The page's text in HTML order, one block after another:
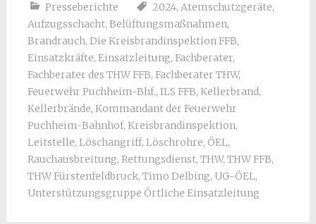
Presseberichte 2024, Atemschutzgeräte,
Aufzugsschacht, Belüftungsmaßnahmen,
Brandrauch, Die Kreisbrandinspektion FFB,
Einsatzkräfte, Einsatzleitung, Fachberater,
Fachberater des THW FFB, Fachberater THW,
Feuerwehr Puchheim-Bhf., ILS FFB, Kellerbrand,
Kellerbrände, Kommandant der Feuerwehr
Puchheim-Bahnhof, Kreisbrandinspektion,
Leitstelle, Löschangriff, Löschrohre, ÖEL,
Rauchausbreitung, Rettungsdienst, THW, THW FFB,
THW Fürstenfeldbruck, Timo Delbing, UG-ÖEL,
Unterstützungsgruppe Örtliche Einsatzleitung